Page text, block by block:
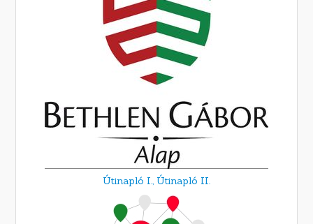
Útinapló I., Útinapló II.